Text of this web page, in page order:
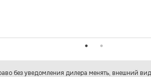
без уведомления дилера менять, внешний